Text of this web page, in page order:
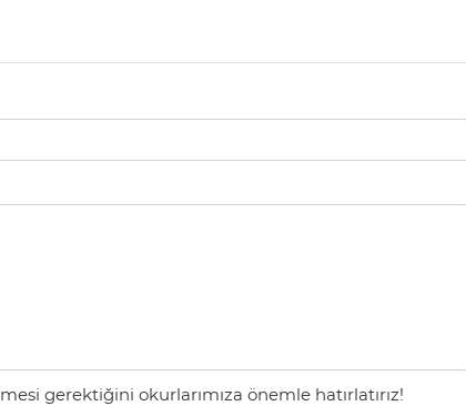
gerektiğini okurlarımıza önemle hatırlatırız!